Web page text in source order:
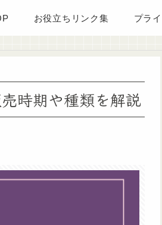
お役立ちリンク集 プラ
時期や種類を解説